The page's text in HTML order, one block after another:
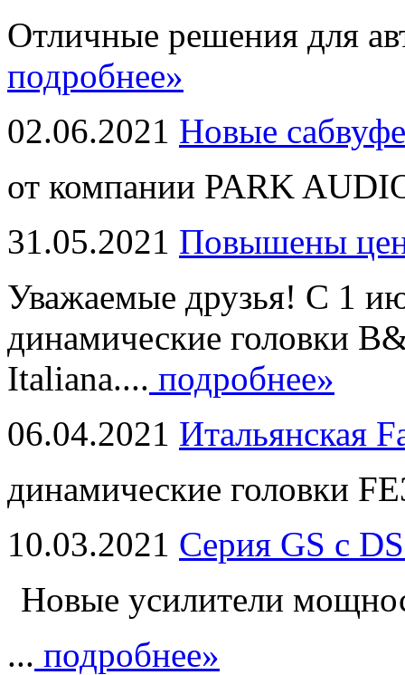
Отличные решения для
подробнее»
02.06.2021 Новые
от компании PARK
31.05.2021 Повышены
Уважаемые друзья! С 1
динамические головки
Italiana.... подробнее»
06.04.2021 Итальянская
динамические головки
10.03.2021 Серия GS с
Новые усилители
... подробнее»